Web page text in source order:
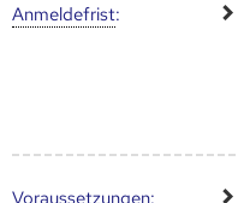
Anmelde­frist:
Voraus­setzungen: